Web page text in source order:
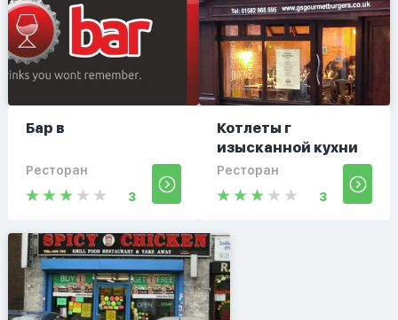
Бар в
Ресторан
3
Котлеты г
изысканной кухни
Ресторан
3